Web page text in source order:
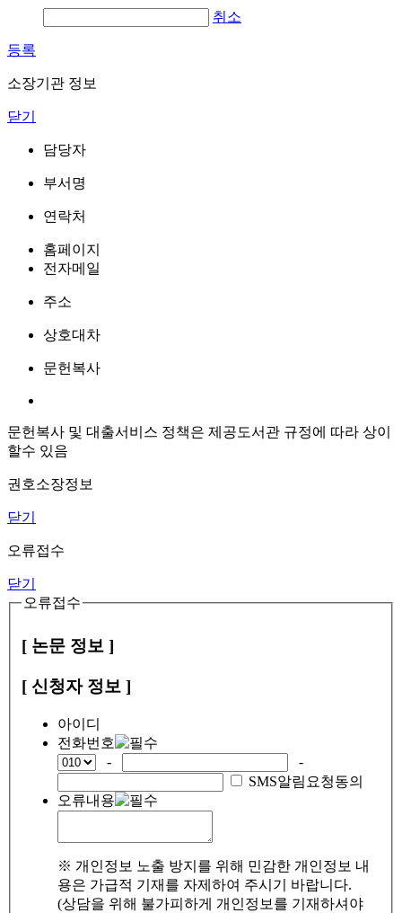
취소
등록
소장기관 정보
닫기
담당자
부서명
연락처
홈페이지
전자메일
주소
상호대차
문헌복사
문헌복사 및 대출서비스 정책은 제공도서관 규정에 따라 상이
할수 있음
권호소장정보
닫기
오류접수
닫기
오류접수
[ 논문 정보 ]
[ 신청자 정보 ]
아이디
전화번호
-
-
SMS알림요청동의
오류내용
※ 개인정보 노출 방지를 위해 민감한 개인정보 내
용은 가급적 기재를 자제하여 주시기 바랍니다.
(상담을 위해 불가피하게 개인정보를 기재하셔야